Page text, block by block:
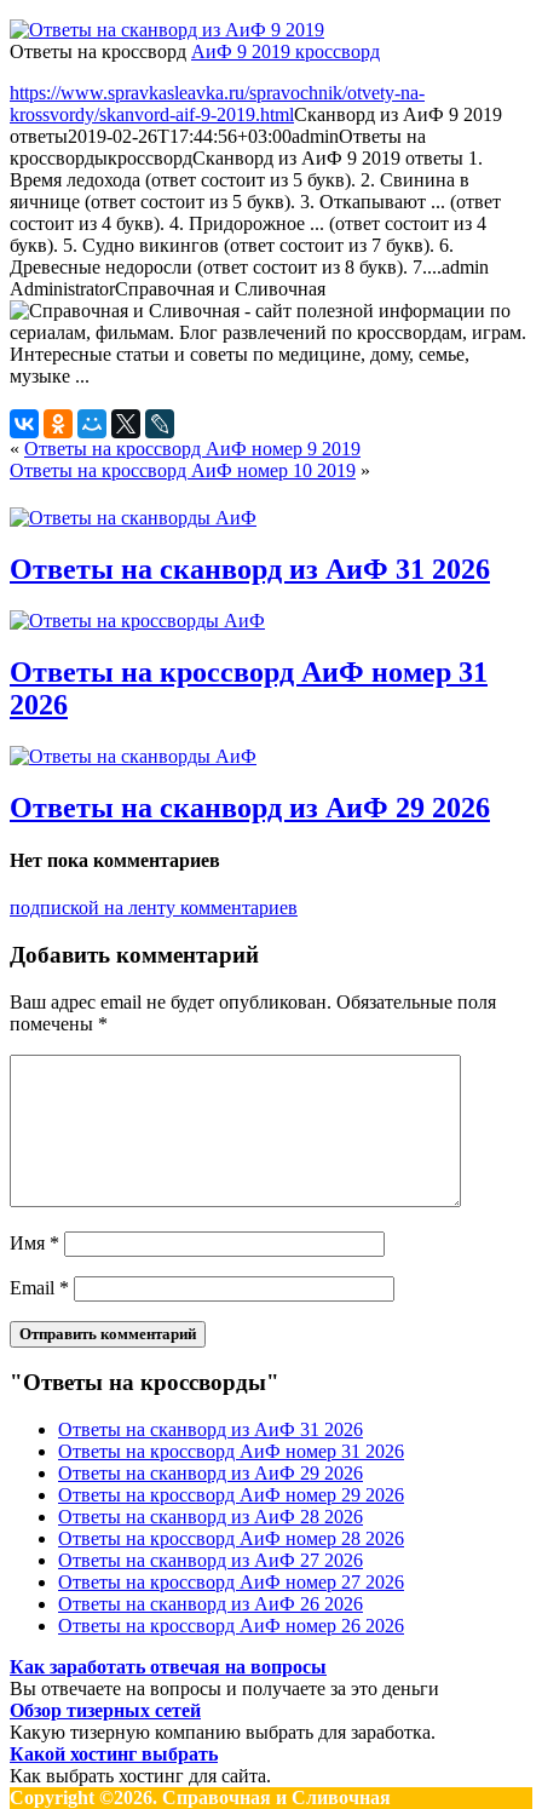
Ответы на кроссворд АиФ 9 2019 кроссворд
https://www.spravkasleavka.ru/spravochnik/otvety-na-
krossvordy/skanvord-aif-9-2019.htmlСканворд из АиФ 9 2019
ответы2019-02-26T17:44:56+03:00adminОтветы на
кроссвордыкроссвордСканворд из АиФ 9 2019 ответы 1.
Время ледохода (ответ состоит из 5 букв). 2. Свинина в
яичнице (ответ состоит из 5 букв). 3. Откапывают ... (ответ
состоит из 4 букв). 4. Придорожное ... (ответ состоит из 4
букв). 5. Судно викингов (ответ состоит из 7 букв). 6.
Древесные недоросли (ответ состоит из 8 букв). 7....admin
AdministratorСправочная и Сливочная
« Ответы на кроссворд АиФ номер 9 2019
Ответы на кроссворд АиФ номер 10 2019 »
Ответы на сканворд из АиФ 31 2026
Ответы на кроссворд АиФ номер 31
2026
Ответы на сканворд из АиФ 29 2026
Нет пока комментариев
подпиской на ленту комментариев
Добавить комментарий
Ваш адрес email не будет опубликован. Обязательные поля
помечены *
Имя *
Email *
"Ответы на кроссворды"
Ответы на сканворд из АиФ 31 2026
Ответы на кроссворд АиФ номер 31 2026
Ответы на сканворд из АиФ 29 2026
Ответы на кроссворд АиФ номер 29 2026
Ответы на сканворд из АиФ 28 2026
Ответы на кроссворд АиФ номер 28 2026
Ответы на сканворд из АиФ 27 2026
Ответы на кроссворд АиФ номер 27 2026
Ответы на сканворд из АиФ 26 2026
Ответы на кроссворд АиФ номер 26 2026
Как заработать отвечая на вопросы
Вы отвечаете на вопросы и получаете за это деньги
Обзор тизерных сетей
Какую тизерную компанию выбрать для заработка.
Какой хостинг выбрать
Как выбрать хостинг для сайта.
Copyright ©2026. Справочная и Сливочная